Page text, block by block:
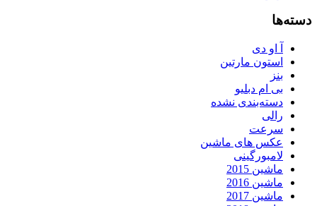
دسته‌ها
آ او دی
استون مارتین
بنز
بی ام دبلیو
دسته‌بندی نشده
رالی
سرعت
عکس های ماشین
لامبورگینی
ماشین 2015
ماشین 2016
ماشین 2017